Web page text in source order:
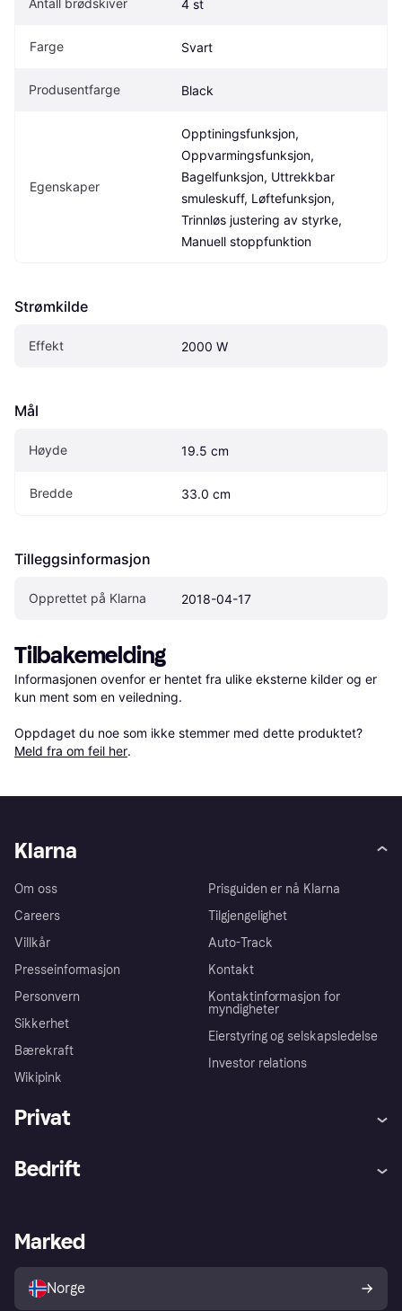
Antall brødskiver 4 st
Farge Svart
Produsentfarge Black
Egenskaper
Opptiningsfunksjon,
Oppvarmingsfunksjon,
Bagelfunksjon, Uttrekkbar
smuleskuff, Løftefunksjon,
Trinnløs justering av styrke,
Manuell stoppfunktion
Strømkilde
Effekt 2000 W
Mål
Høyde 19.5 cm
Bredde 33.0 cm
Tilleggsinformasjon
Opprettet på Klarna 2018-04-17
Tilbakemelding
Informasjonen ovenfor er hentet fra ulike eksterne kilder og er
kun ment som en veiledning.
Oppdaget du noe som ikke stemmer med dette produktet?
Meld fra om feil her.
Klarna
Om oss
Careers
Villkår
Presseinformasjon
Personvern
Sikkerhet
Bærekraft
Wikipink
Prisguiden er nå Klarna
Tilgjengelighet
Auto-Track
Kontakt
Kontaktinformasjon for
myndigheter
Eierstyring og selskapsledelse
Investor relations
Privat
Utforsk butikker
Bedrift
Merchant portal
Marked
Norge